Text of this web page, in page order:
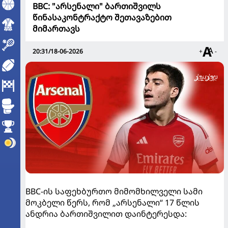
BBC: "არსენალი" ბართიშვილს
წინასაკონტრაქტო შეთავაზებით
მიმართავს
20:31/18-06-2026 + -
BBC-ის საფეხბურთო მიმომხილველი სამი
მოკბელი წერს, რომ „არსენალი“ 17 წლის
ანდრია ბართიშვილით დაინტერესდა: